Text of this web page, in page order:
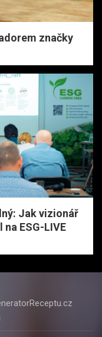
značky
Jak vizionář
na ESG-LIVE